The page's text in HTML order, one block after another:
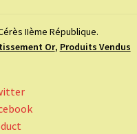
IIème République.
Or, Produits Vendus